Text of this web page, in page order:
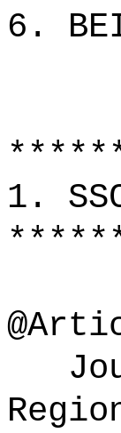
6.
1.